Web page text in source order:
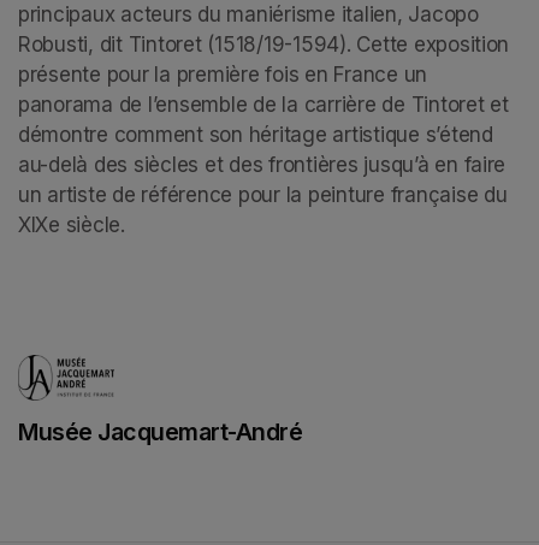
principaux acteurs du maniérisme italien, Jacopo
Robusti, dit Tintoret (1518/19-1594). Cette exposition
présente pour la première fois en France un
panorama de l’ensemble de la carrière de Tintoret et
démontre comment son héritage artistique s’étend
au-delà des siècles et des frontières jusqu’à en faire
un artiste de référence pour la peinture française du
XIXe siècle.
Musée Jacquemart-André